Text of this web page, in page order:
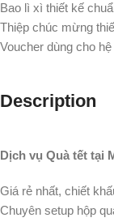
Bao lì xì thiết kế
Thiệp chúc mừng
Voucher dùng cho
Description
Dịch vụ Quà tết tại
Giá rẻ nhất, chiết
Chuyên setup hộp